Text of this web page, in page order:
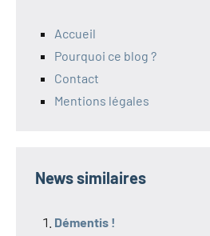
Accueil
Pourquoi ce blog ?
Contact
Mentions légales
News similaires
Démentis !